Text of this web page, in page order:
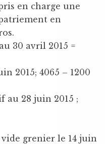
en charge une
en
30 avril 2015 =
2015; 4065 – 1200
au 28 juin 2015 ;
grenier le 14 juin